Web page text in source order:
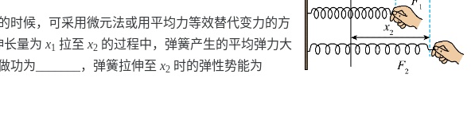
时候，可采用微元法或用平均力等效替代变力的方
长量为 x1 拉至 x2 的过程中，弹簧产生的平均弹力大
功为_______，弹簧拉伸至 x2 时的弹性势能为